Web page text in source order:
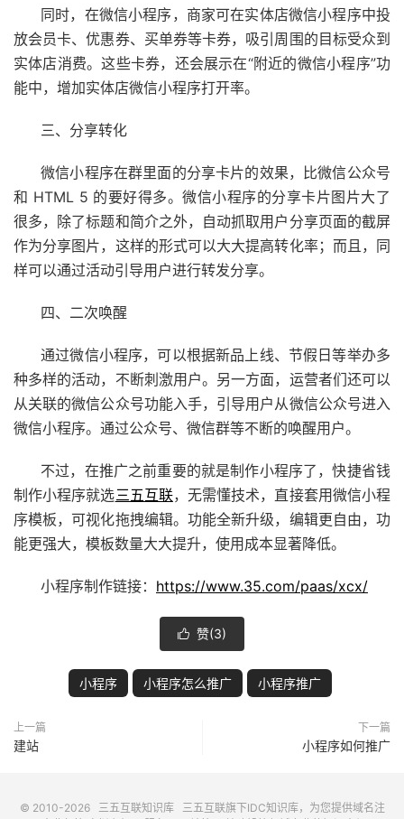
同时，在微信小程序，商家可在实体店微信小程序中投
放会员卡、优惠券、买单券等卡券，吸引周围的目标受众到
实体店消费。这些卡券，还会展示在“附近的微信小程序”功
能中，增加实体店微信小程序打开率。
三、分享转化
微信小程序在群里面的分享卡片的效果，比微信公众号
和 HTML 5 的要好得多。微信小程序的分享卡片图片大了
很多，除了标题和简介之外，自动抓取用户分享页面的截屏
作为分享图片，这样的形式可以大大提高转化率；而且，同
样可以通过活动引导用户进行转发分享。
四、二次唤醒
通过微信小程序，可以根据新品上线、节假日等举办多
种多样的活动，不断刺激用户。另一方面，运营者们还可以
从关联的微信公众号功能入手，引导用户从微信公众号进入
微信小程序。通过公众号、微信群等不断的唤醒用户。
不过，在推广之前重要的就是制作小程序了，快捷省钱
制作小程序就选三五互联，无需懂技术，直接套用微信小程
序模板，可视化拖拽编辑。功能全新升级，编辑更自由，功
能更强大，模板数量大大提升，使用成本显著降低。
小程序制作链接： https://www.35.com/paas/xcx/
 赞(3)
小程序 小程序怎么推广 小程序推广
上一篇
建站
下一篇
小程序如何推广
© 2010-2026 三五互联知识库 三五互联旗下IDC知识库，为您提供域名注